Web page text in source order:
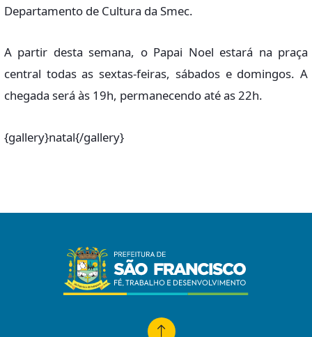
Departamento de Cultura da Smec.
A partir desta semana, o Papai Noel estará na praça
central todas as sextas-feiras, sábados e domingos. A
chegada será às 19h, permanecendo até as 22h.
{gallery}natal{/gallery}